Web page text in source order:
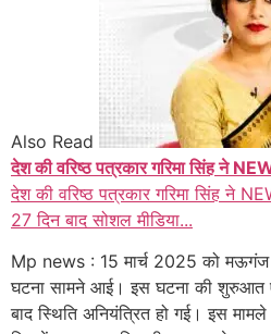
Also Read
देश की वरिष्ठ पत्रकार गरिमा सिंह ने
देश की वरिष्ठ पत्रकार गरिमा सिंह ने
27 दिन बाद सोशल मीडिया...
Mp news : 15 मार्च 2025 को
घटना सामने आई। इस घटना की शुरुआत
बाद स्थिति अनियंत्रित हो गई। इस मामले